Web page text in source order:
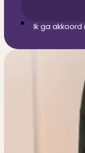
Ik ga akkoord